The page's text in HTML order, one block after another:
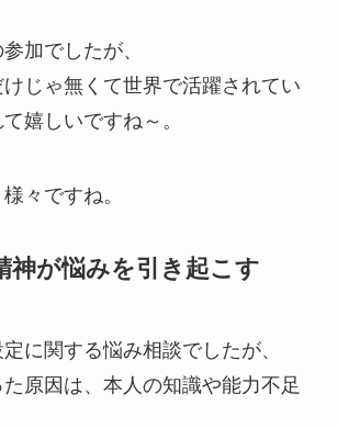
加でしたが、
じゃ無くて世界で活躍されてい
嬉しいですね～。
々ですね。
神が悩みを引き起こす
に関する悩み相談でしたが、
原因は、本人の知識や能力不足